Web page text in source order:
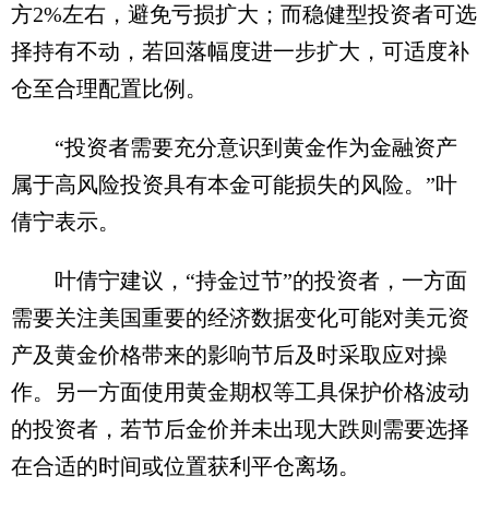
方2%左右，避免亏损扩大；而稳健型投资者可选
择持有不动，若回落幅度进一步扩大，可适度补
仓至合理配置比例。
“投资者需要充分意识到黄金作为金融资产
属于高风险投资具有本金可能损失的风险。”叶
倩宁表示。
叶倩宁建议，“持金过节”的投资者，一方面
需要关注美国重要的经济数据变化可能对美元资
产及黄金价格带来的影响节后及时采取应对操
作。另一方面使用黄金期权等工具保护价格波动
的投资者，若节后金价并未出现大跌则需要选择
在合适的时间或位置获利平仓离场。